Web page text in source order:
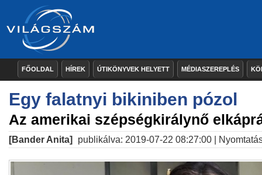
FŐOLDAL HÍREK ÚTIKÖNYVEK HELYETT MÉDIASZEREPLÉS
Egy falatnyi bikiniben pózol
Az amerikai szépségkirálynő
[Bander Anita] publikálva: 2019-07-22 08:27:00 |